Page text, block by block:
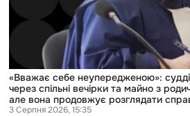
відвід
через
спільні
вечірки
та
майно
родичами
обвинуваченого,
але
«Вважає себе неупередженою»: судді
через спільні вечірки та майно з
але вона продовжує розглядати
3 Серпня 2026, 15:35